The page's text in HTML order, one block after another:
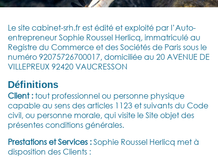
Le site cabinet-srh.fr est édité et exploité par l’Auto-
entrepreneur Sophie Roussel Herlicq, immatriculé au
Registre du Commerce et des Sociétés de Paris sous le
numéro 92075726700017, domiciliée au 20 AVENUE DE
VILLEPREUX 92420 VAUCRESSON
Définitions
Client :tout professionnel ou personne physique
capable au sens des articles 1123 et suivants du Code
civil, ou personne morale, qui visite le Site objet des
présentes conditions générales.
Prestations et Services :Sophie Roussel Herlicq met à
disposition des Clients :